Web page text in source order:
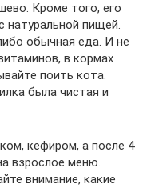
Кроме того, его
натуральной пищей.
обычная еда. И не
в кормах
поить кота.
была чистая и
кефиром, а после 4
взрослое меню.
внимание, какие